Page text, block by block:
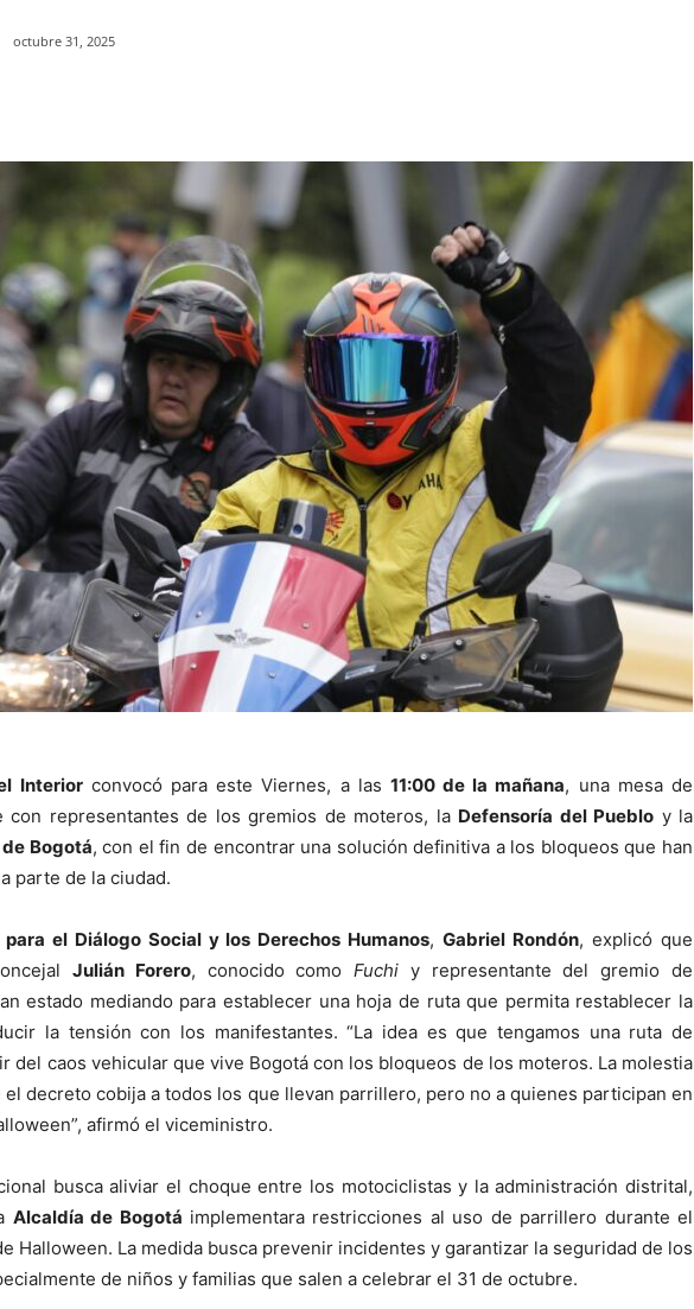
octubre 31, 2025
Interiorconvocó para este Viernes, a las 11:00 de la mañana, una mesa de
con representantes de los gremios de moteros, la Defensoría del Pueblo y la
Bogotá, con el fin de encontrar una solución definitiva a los bloqueos que han
parte de la ciudad.
el Diálogo Social y los Derechos Humanos,Gabriel Rondón, explicó que
Julián Forero, conocido comoFuchi y representante del gremio de
estado mediando para establecer una hoja de ruta que permita restablecer la
la tensión con los manifestantes. “La idea es que tengamos una ruta de
del caos vehicular que vive Bogotá con los bloqueos de los moteros. La molestia
el decreto cobija a todos los que llevan parrillero, pero no a quienes participan en
afirmó el viceministro.
busca aliviar el choque entre los motociclistas y la administración distrital,
Alcaldía de Bogotá implementara restricciones al uso de parrillero durante el
Halloween. La medida busca prevenir incidentes y garantizar la seguridad de los
de niños y familias que salen a celebrar el 31 de octubre.